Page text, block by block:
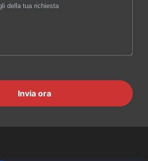
Invia ora